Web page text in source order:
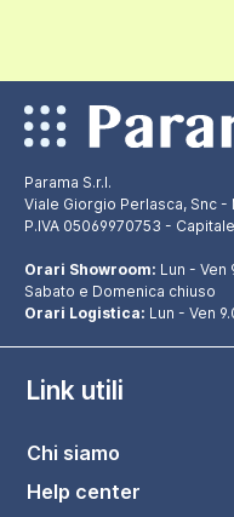
Parama S.r.l.
Viale Giorgio Perlasca, Snc -
P.IVA 05069970753 -
Orari Showroom: Lun - Ven
Sabato e Domenica chiuso
Orari Logistica: Lun - Ven
Link utili
Chi siamo
Help center